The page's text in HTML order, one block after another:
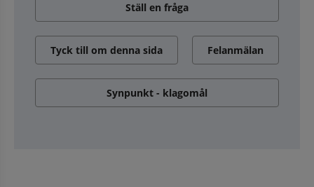
Ställ en fråga
Tyck till om denna sida Felanmälan
Synpunkt - klagomål